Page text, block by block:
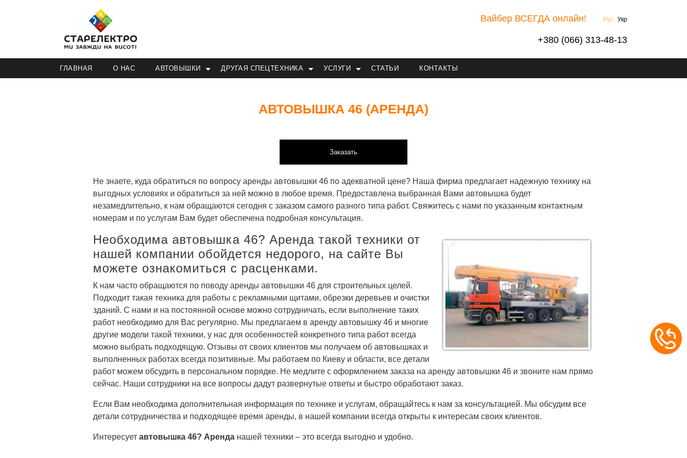
Вайбер ВСЕГДА онлайн! Рус Укр
+380 (066) 313-48-13
ГЛАВНАЯ О НАС АВТОВЫШКИ ДРУГАЯ СПЕЦТЕХНИКА УСЛУГИ СТАТЬИ КОНТАКТЫ
АВТОВЫШКА 46 (АРЕНДА)
Заказать
Не знаете, куда обратиться по вопросу аренды автовышки 46 по адекватной цене? Наша фирма предлагает надежную технику на
выгодных условиях и обратиться за ней можно в любое время. Предоставлена выбранная Вами автовышка будет
незамедлительно, к нам обращаются сегодня с заказом самого разного типа работ. Свяжитесь с нами по указанным контактным
номерам и по услугам Вам будет обеспечена подробная консультация.
Необходима автовышка 46? Аренда такой техники от
нашей компании обойдется недорого, на сайте Вы
можете ознакомиться с расценками.
К нам часто обращаются по поводу аренды автовышки 46 для строительных целей.
Подходит такая техника для работы с рекламными щитами, обрезки деревьев и очистки
зданий. С нами и на постоянной основе можно сотрудничать, если выполнение таких
работ необходимо для Вас регулярно. Мы предлагаем в аренду автовышку 46 и многие
другие модели такой техники, у нас для особенностей конкретного типа работ всегда
можно выбрать подходящую. Отзывы от своих клиентов мы получаем об автовышках и
выполненных работах всегда позитивные. Мы работаем по Киеву и области, все детали
работ можем обсудить в персональном порядке. Не медлите с оформлением заказа на аренду автовышки 46 и звоните нам прямо
сейчас. Наши сотрудники на все вопросы дадут развернутые ответы и быстро обработают заказ.
Если Вам необходима дополнительная информация по технике и услугам, обращайтесь к нам за консультацией. Мы обсудим все
детали сотрудничества и подходящее время аренды, в нашей компании всегда открыты к интересам своих клиентов.
Интересует автовышка 46? Аренда нашей техники – это всегда выгодно и удобно.